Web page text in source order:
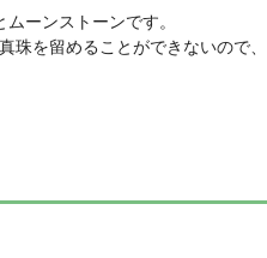
ーンストーンです。
珠を留めることができないので